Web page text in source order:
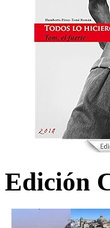
Edición